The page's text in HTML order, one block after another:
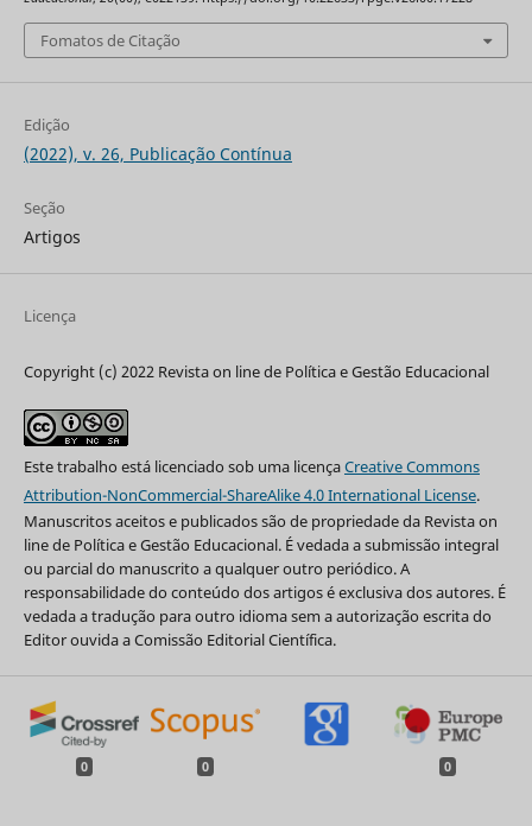
Fomatos de Citação
Edição
(2022), v. 26, Publicação Contínua
Seção
Artigos
Licença
Copyright (c) 2022 Revista on line de Política e Gestão Educacional
Este trabalho está licenciado sob uma licençaCreative Commons
Attribution-NonCommercial-ShareAlike 4.0 International License.
Manuscritos aceitos e publicados são de propriedade da Revista on
line de Política e Gestão Educacional. É vedada a submissão integral
ou parcial do manuscrito a qualquer outro periódico. A
responsabilidade do conteúdo dos artigos é exclusiva dos autores. É
vedada a tradução para outro idioma sem a autorização escrita do
Editor ouvida a Comissão Editorial Científica.
0 0 0